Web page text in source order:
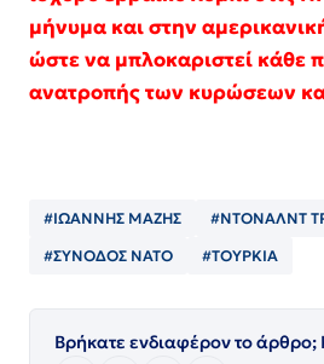
μήνυμα και στην
ώστε να μπλοκαριστεί κάθε
ανατροπής των κυρώσεων
#ΙΩΑΝΝΗΣ ΜΑΖΗΣ #ΝΤΟΝΑΛΝΤ
#ΣΥΝΟΔΟΣ ΝΑΤΟ #ΤΟΥΡΚΙΑ
Βρήκατε ενδιαφέρον το άρθρο;